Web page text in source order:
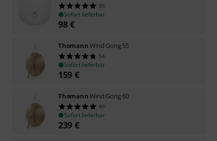
38
Sofort lieferbar
98€
ThomannWind Gong 55
54
Sofort lieferbar
159 €
ThomannWind Gong 60
49
Sofort lieferbar
239 €